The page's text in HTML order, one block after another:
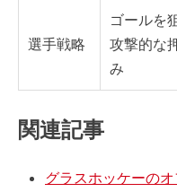
選手戦略
ゴールを
攻撃的な
み
関連記事
グラスホッケーの